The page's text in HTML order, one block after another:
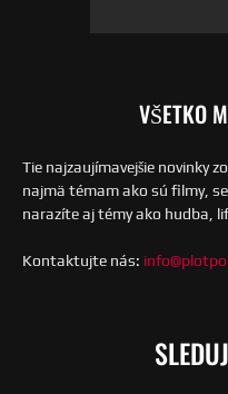
VŠETKO
Tie najzaujímavejšie novinky
najmä témam ako sú filmy,
narazíte aj témy ako hudba,
Kontaktujte nás: